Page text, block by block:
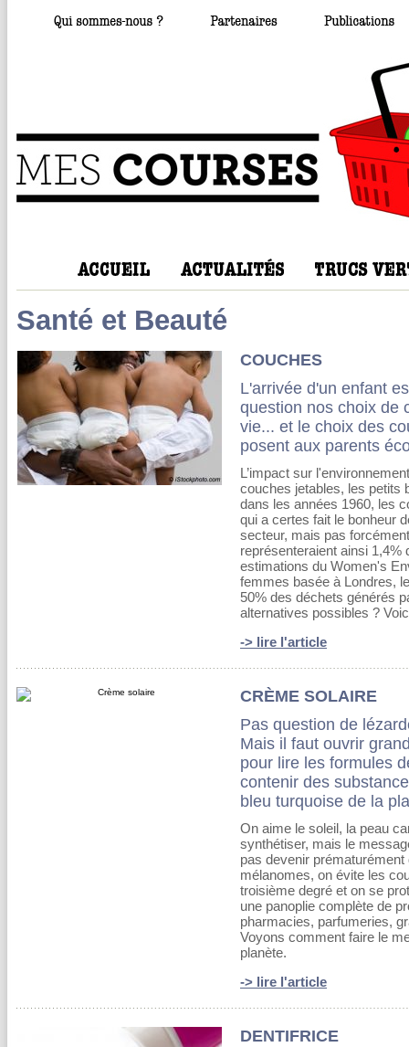
Santé et Beauté
COUCHES
L'arrivée d'un enfant
question nos choix de
vie... et le choix des
posent aux parents
L’impact sur
couches jetables, les petits
dans les années 1960, les
qui a certes fait le bonheur
secteur, mais pas
représenteraient ainsi 1,4%
estimations du Women's
femmes basée à Londres,
50% des déchets générés
alternatives possibles ?
-> lire l'article
CRÈME SOLAIRE
Pas question de
Mais il faut ouvrir
pour lire les formules
contenir des
bleu turquoise de la
On aime le soleil, la peau
synthétiser, mais le
pas devenir
mélanomes, on évite les
troisième degré et on se
une panoplie complète de
pharmacies, parfumeries,
Voyons comment faire le
planète.
-> lire l'article
DENTIFRICE